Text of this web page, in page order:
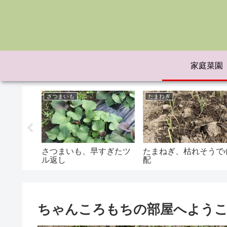
家庭菜園
さつまいも
さつまいも、早すぎたツ
ル返し
たまねぎ
たまねぎ、枯れそうで
配
ちゃんころもちの部屋へよう